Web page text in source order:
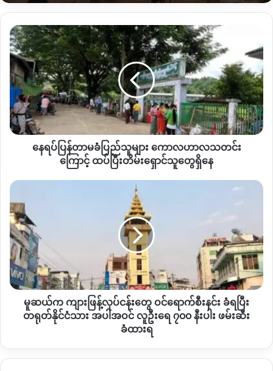
ပတ်လည် ပေ ၁၀၀၀ ကျော်ဝန်းကျင်လောက်က အိမ်မရှိဘူးလေ”လို့
ပါတယ်။
ဒီက နေ့ အရပ်သား ၂ဦးကို ဖမ်းဆီးသွားတဲ့နေရာဟာ ကောင်က
ထောင်နဲ့လုံးစွတ်ကြား လယ်တောစပ်မှာဖြစ်သွားတာဖြစ်ပြီး အနီး
ဝန်းကျင် ပေ ၂၀၀၀ ဝန်းကျင်လောက်က လူနေအိမ်တွေမရှိတာ
ကြောင့် ဘယ်အဖွဲ့က ဖမ်းသွားတယ်ဆို အတိအကျသိရှိိဖို့ခက်ခဲနေ
တယ်လို့ ဒေသခံတွေကဆိုပါတယ်။
ပူတာအိုမြို့ပေါ်မှာ မတ်လ ၂၆ ရက်နေ့ညကလည်း လေယာဥ်
ဆောင်သွားပြီး ရှေ့ရက်တွေမှာလည်း ဒုတ္တန်ရပ်ကွက်မှာလူငယ်
အချို့ စစ်ကောင်စီတပ်က ဖမ်းဆီးသွားတာမျိုးရှိနေတယ်လို့ ဒေသခံ
တွေကဆိုပါတယ်။
ယခုရက်ပိုင်း ပူတာအိုမြို့ပေါ်မှာ လူငယ်တွေဖမ်းဆီးခံနေရတဲ့
သတင်းဆက်တိုက်ထွက်ပေါ်နေတာကြောင့် မိဘတွေဟာ
အရွယ်ရောက်တဲ့သားသမီးတွေကို စစ်တပ်နဲ့ဘေးလွတ်ရာ ကျေးရွာ
တွေဘက်နဲ့ လယ်ခင်းတဲတွေမှာ ပြောင်းရွေ့ခိုင်းထားရမျိုးရှိနေတယ်
လို့သိရပါတယ်။
နေရပ်
ပြန်
တာ
မ
ခံ
ပြည်
သူများ ကော
လဟာ
လ
သတင်း
ကြောင့် ထပ်
တိမ်းရှောင်
တွေ
ရှိ
နေ
နေရပ်ပြန်တာမခံပြည်သူများ ကောလဟာလသတင်း
ကြောင့် ထပ်ပြီးတိမ်းရှောင်သူတွေရှိနေ
မူ
က
ကျား
ဖြန့်
လုပ်ငန်း
တွေ
ဝင်
ရောက်
စီးနင်းမူဆယ်က ကျားဖြန့်လုပ်ငန်းတွေ ဝင်ရောက်စီးနင်း ခံရပြီး
တရုတ်နိုင်ငံသား အပါအဝင် လူဦးရေ ၇၀၀ နီးပါး ဖမ်းဆီး
ခံထားရ